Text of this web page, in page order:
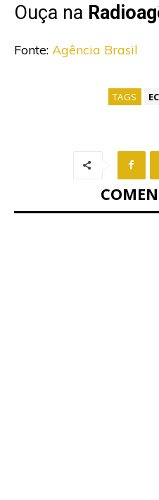
Ouça na
Fonte: Agência Brasil
TAGS